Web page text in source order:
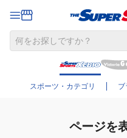
スポーツ・カテゴリ ブ
ページを